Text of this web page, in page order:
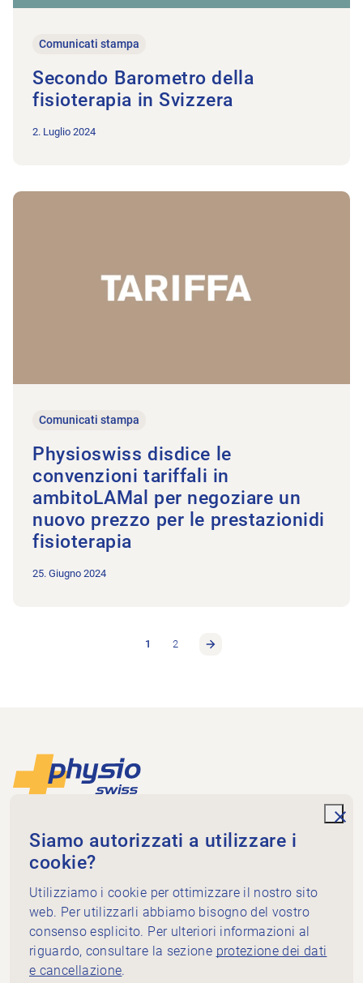
Comunicati stampa
Secondo Barometro della
fisioterapia in Svizzera
2. Luglio 2024
Comunicati stampa
Physioswiss disdice le
convenzioni tariffali in
ambitoLAMal per negoziare un
nuovo prezzo per le prestazionidi
fisioterapia
25. Giugno 2024
All’articolo Physioswiss disdice le convenzioni tariffali in
1 2
Piè di pagina
Physioswiss
Dammweg 3
3013 Bern
+41 58 255 36 00
info@physioswiss.ch
Media sociali
Informazioni importanti
Conoscenze
Siamo autorizzati a utilizzare i
cookie?
Utilizziamo i cookie per ottimizzare il nostro sito
web. Per utilizzarli abbiamo bisogno del vostro
consenso esplicito. Per ulteriori informazioni al
riguardo, consultare la sezione protezione dei dati
e cancellazione.